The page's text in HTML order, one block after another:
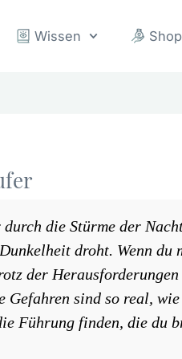
Wissen Shop
die Stürme der
droht. Wenn du
der
Gefahren sind so real,
Führung finden, die du